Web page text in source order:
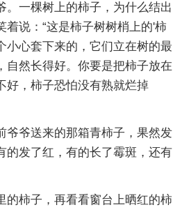
。一棵树上的柿子，为什么结出
着说：“这是柿子树树梢上的'柿
小心套下来的，它们立在树的最
自然长得好。你要是把柿子放在
好，柿子恐怕没有熟就烂掉
爷爷送来的那箱青柿子，果然发
的发了红，有的长了霉斑，还有
的柿子，再看看窗台上晒红的柿